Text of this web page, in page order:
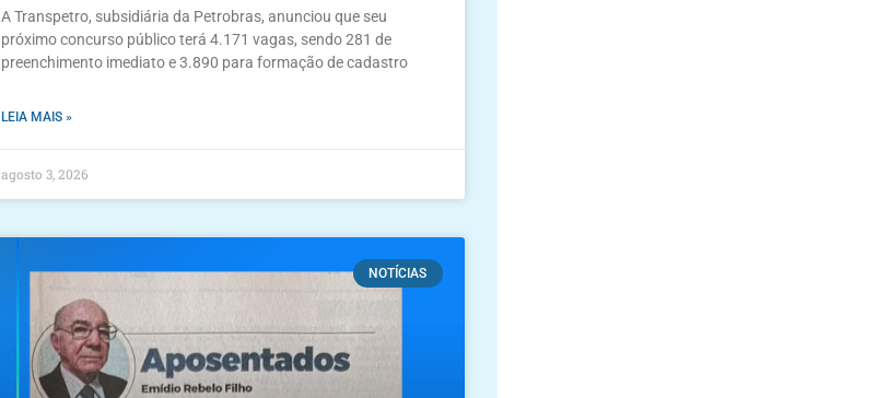
A Transpetro, subsidiária da Petrobras, anunciou que seu
próximo concurso público terá 4.171 vagas, sendo 281 de
preenchimento imediato e 3.890 para formação de cadastro
LEIA MAIS »
agosto 3, 2026
NOTÍCIAS